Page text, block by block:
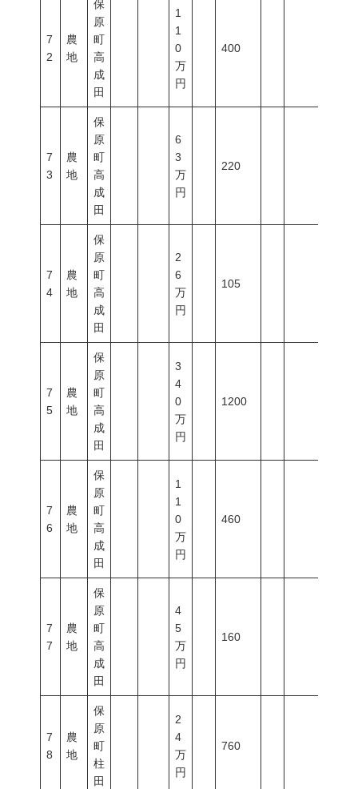
7
2
農
地
保
原
町
高
成
田
1
1
0
万
円
400
7
3
農
地
保
原
町
高
成
田
6
3
万
円
220
7
4
農
地
保
原
町
高
成
田
2
6
万
円
105
7
5
農
地
保
原
町
高
成
田
3
4
0
万
円
1200
7
6
農
地
保
原
町
高
成
田
1
1
0
万
円
460
7
7
農
地
保
原
町
高
成
田
4
5
万
円
160
7
8
農
地
保
原
町
柱
田
2
4
万
円
760